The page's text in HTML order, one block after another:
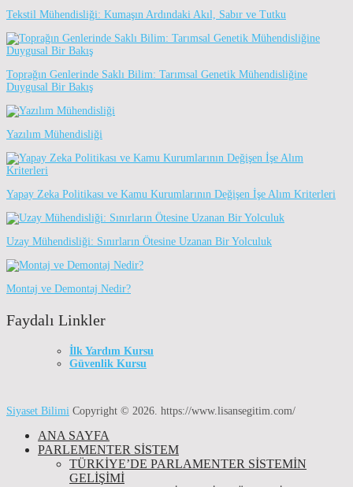
Tekstil Mühendisliği: Kumaşın Ardındaki Akıl, Sabır ve Tutku
Toprağın Genlerinde Saklı Bilim: Tarımsal Genetik Mühendisliğine
Duygusal Bir Bakış
Yazılım Mühendisliği
Yapay Zeka Politikası ve Kamu Kurumlarının Değişen İşe Alım Kriterleri
Uzay Mühendisliği: Sınırların Ötesine Uzanan Bir Yolculuk
Montaj ve Demontaj Nedir?
Faydalı Linkler
İlk Yardım Kursu
Güvenlik Kursu
Siyaset Bilimi Copyright © 2026. https://www.lisansegitim.com/
ANA SAYFA
PARLEMENTER SİSTEM
TÜRKIYE’DE PARLAMENTER SISTEMIN
GELIŞIMI